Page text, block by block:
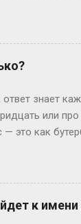
—
игры
имп...
знает
или
— это как
15
— это и
пришёл в
к